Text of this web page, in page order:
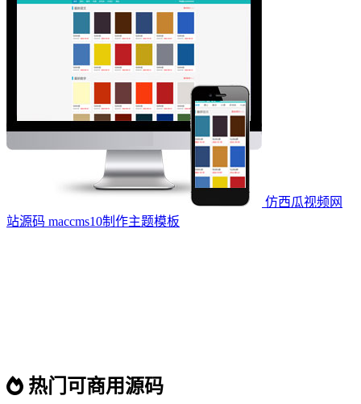
仿西瓜视频网
站源码 maccms10制作主题模板
热门可商用源码